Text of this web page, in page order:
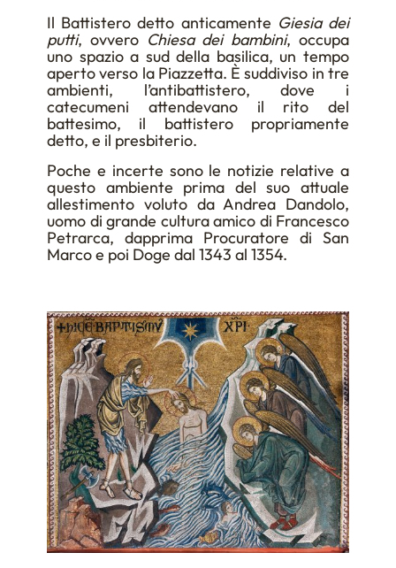
Il Battistero detto anticamente Giesia dei
putti, ovvero Chiesa dei bambini, occupa
uno spazio a sud della basilica, un tempo
aperto verso la Piazzetta. È suddiviso in tre
ambienti, l’antibattistero, dove i
catecumeni attendevano il rito del
battesimo, il battistero propriamente
detto, e il presbiterio.
Poche e incerte sono le notizie relative a
questo ambiente prima del suo attuale
allestimento voluto da Andrea Dandolo,
uomo di grande cultura amico di Francesco
Petrarca, dapprima Procuratore di San
Marco e poi Doge dal 1343 al 1354.